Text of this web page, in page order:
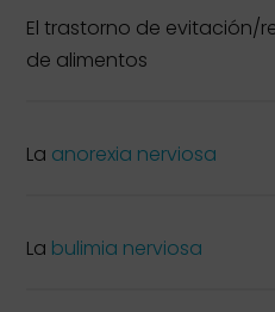
El trastorno de evitación/
de alimentos
La anorexia nerviosa
La bulimia nerviosa